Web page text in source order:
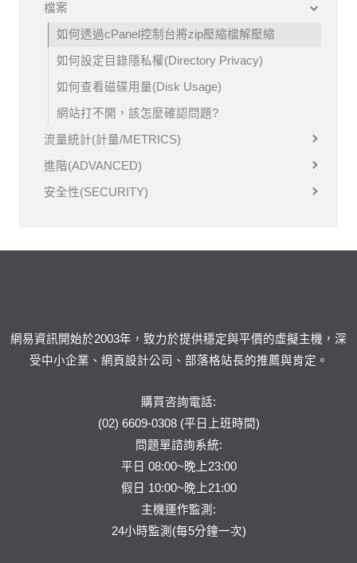
檔案
如何透過cPanel控制台將zip壓縮檔解壓縮
如何設定目錄隱私權(Directory Privacy)
如何查看磁碟用量(Disk Usage)
網站打不開，該怎麼確認問題?
流量統計(計量/METRICS)
進階(ADVANCED)
安全性(SECURITY)
網易資訊開始於2003年，致力於提供穩定與平價的虛擬主機，深
受中小企業、網頁設計公司、部落格站長的推薦與肯定。
購買咨詢電話:
(02) 6609-0308 (平日上班時間)
問題單諮詢系統:
平日 08:00~晚上23:00
假日 10:00~晚上21:00
主機運作監測:
24小時監測(每5分鐘一次)